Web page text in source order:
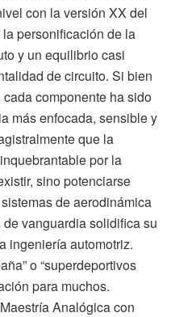
con la versión XX del
personificación de la
y un equilibrio casi
de circuito. Si bien
componente ha sido
más enfocada, sensible y
que la
por la
sino potenciarse
de aerodinámica
vanguardia solidifica su
ingeniería automotriz.
o “superdeportivos
para muchos.
Analógica con